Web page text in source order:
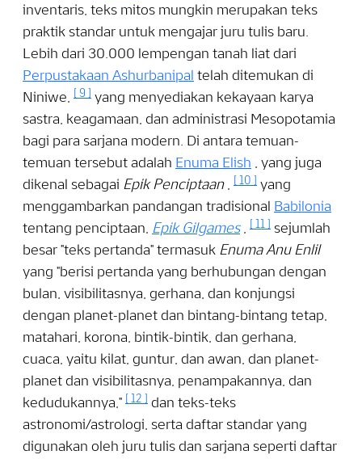
inventaris, teks mitos mungkin merupakan teks
praktik standar untuk mengajar juru tulis baru.
Lebih dari 30.000 lempengan tanah liat dari
Perpustakaan Ashurbanipal telah ditemukan di
Niniwe,
9
yang menyediakan kekayaan karya
sastra, keagamaan, dan administrasi Mesopotamia
bagi para sarjana modern. Di antara temuan-
temuan tersebut adalah Enuma Elish , yang juga
dikenal sebagai Epik Penciptaan, 10
yang
menggambarkan pandangan tradisional Babilonia
tentang penciptaan, Epik Gilgames, 11
sejumlah
besar "teks pertanda" termasuk Enuma Anu Enlil
yang "berisi pertanda yang berhubungan dengan
bulan, visibilitasnya, gerhana, dan konjungsi
dengan planet-planet dan bintang-bintang tetap,
matahari, korona, bintik-bintik, dan gerhana,
cuaca, yaitu kilat, guntur, dan awan, dan planet-
planet dan visibilitasnya, penampakannya, dan
kedudukannya,"
12
dan teks-teks
astronomi/astrologi, serta daftar standar yang
digunakan oleh juru tulis dan sarjana seperti daftar